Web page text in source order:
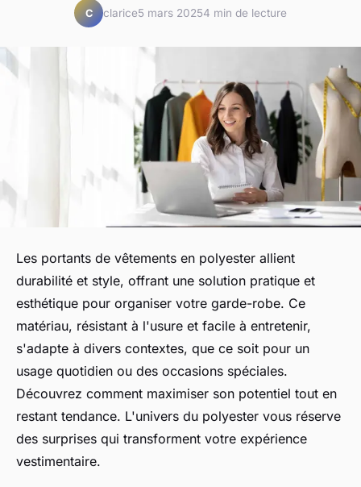
C clarice5 mars 20254 min de lecture
Les portants de vêtements en polyester allient
durabilité et style, offrant une solution pratique et
esthétique pour organiser votre garde-robe. Ce
matériau, résistant à l'usure et facile à entretenir,
s'adapte à divers contextes, que ce soit pour un
usage quotidien ou des occasions spéciales.
Découvrez comment maximiser son potentiel tout en
restant tendance. L'univers du polyester vous réserve
des surprises qui transforment votre expérience
vestimentaire.